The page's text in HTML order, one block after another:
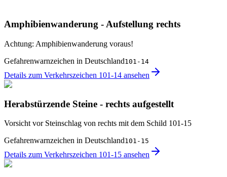
Amphibienwanderung - Aufstellung rechts
Achtung: Amphibienwanderung voraus!
Gefahrenwarnzeichen in Deutschland101-14
Details zum Verkehrszeichen 101-14 ansehen
Herabstürzende Steine - rechts aufgestellt
Vorsicht vor Steinschlag von rechts mit dem Schild 101-15
Gefahrenwarnzeichen in Deutschland101-15
Details zum Verkehrszeichen 101-15 ansehen